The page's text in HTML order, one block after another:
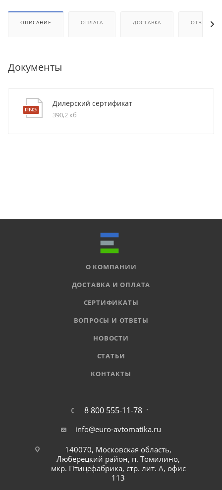
ОПИСАНИЕ ОПЛАТА ДОСТАВКА ОТЗЫВЫ
Документы
Дилерский сертификат
390,2 кб
О КОМПАНИИ
ДОСТАВКА И ОПЛАТА
СЕРТИФИКАТЫ
ВОПРОСЫ И ОТВЕТЫ
НОВОСТИ
СТАТЬИ
КОНТАКТЫ
8 800 555-11-78
info@euro-avtomatika.ru
140070, Московская область,
Люберецкий район, п. Томилино,
мкр. Птицефабрика, стр. лит. А, офис
113